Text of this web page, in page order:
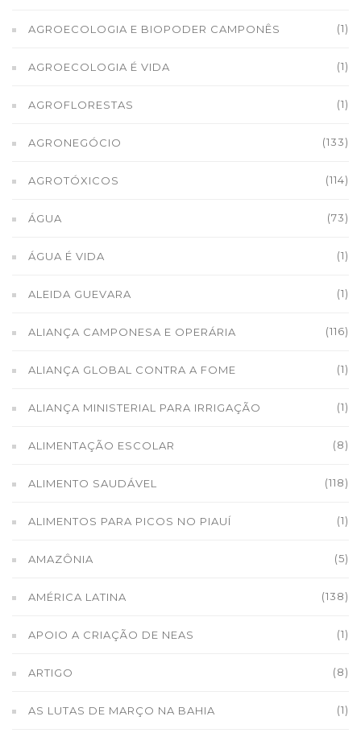
AGROECOLOGIA E BIOPODER CAMPONÊS (1)
AGROECOLOGIA É VIDA (1)
AGROFLORESTAS (1)
AGRONEGÓCIO (133)
AGROTÓXICOS (114)
ÁGUA (73)
ÁGUA É VIDA (1)
ALEIDA GUEVARA (1)
ALIANÇA CAMPONESA E OPERÁRIA (116)
ALIANÇA GLOBAL CONTRA A FOME (1)
ALIANÇA MINISTERIAL PARA IRRIGAÇÃO (1)
ALIMENTAÇÃO ESCOLAR (8)
ALIMENTO SAUDÁVEL (118)
ALIMENTOS PARA PICOS NO PIAUÍ (1)
AMAZÔNIA (5)
AMÉRICA LATINA (138)
APOIO A CRIAÇÃO DE NEAS (1)
ARTIGO (8)
AS LUTAS DE MARÇO NA BAHIA (1)